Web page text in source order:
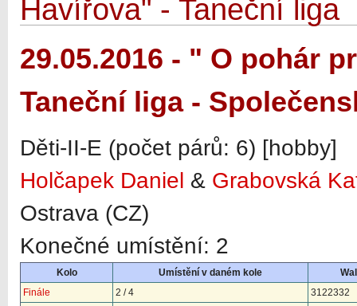
Havířova" - Taneční liga
29.05.2016 - " O pohár
Taneční liga -
Děti-II-E (počet párů: 6) [hobby]
Holčapek Daniel & Grabovská
Ostrava (CZ)
Konečné umístění: 2
Kolo Umístění v daném kole
Finále
2 / 4
3122332